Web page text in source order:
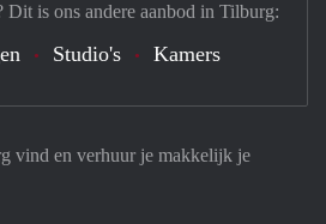
vind en verhuur je makkelijk je
Dit is ons andere aanbod in Tilburg:
Studio's Kamers